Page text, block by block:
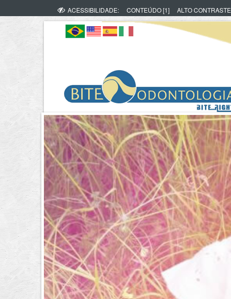
ACESSIBILIDADE: CONTEÚDO [1] ALTO CONTRASTE